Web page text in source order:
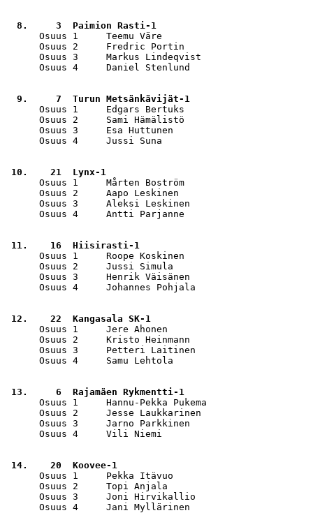
8.     3  Paimion Rasti-1
Osuus 1     Teemu Väre
Osuus 2     Fredric Portin
Osuus 3     Markus Lindeqvist
Osuus 4     Daniel Stenlund
9.     7  Turun Metsänkävijät-1
Osuus 1     Edgars Bertuks
Osuus 2     Sami Hämälistö
Osuus 3     Esa Huttunen
Osuus 4     Jussi Suna
10.    21  Lynx-1
Osuus 1     Mårten Boström
Osuus 2     Aapo Leskinen
Osuus 3     Aleksi Leskinen
Osuus 4     Antti Parjanne
11.    16  Hiisirasti-1
Osuus 1     Roope Koskinen
Osuus 2     Jussi Simula
Osuus 3     Henrik Väisänen
Osuus 4     Johannes Pohjala
12.    22  Kangasala SK-1
Osuus 1     Jere Ahonen
Osuus 2     Kristo Heinmann
Osuus 3     Petteri Laitinen
Osuus 4     Samu Lehtola
13.     6  Rajamäen Rykmentti-1
Osuus 1     Hannu-Pekka Pukema
Osuus 2     Jesse Laukkarinen
Osuus 3     Jarno Parkkinen
Osuus 4     Vili Niemi
14.    20  Koovee-1
Osuus 1     Pekka Itävuo
Osuus 2     Topi Anjala
Osuus 3     Joni Hirvikallio
Osuus 4     Jani Myllärinen